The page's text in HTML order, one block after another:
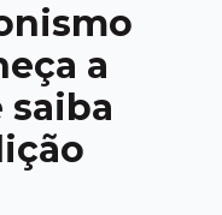
a
saiba